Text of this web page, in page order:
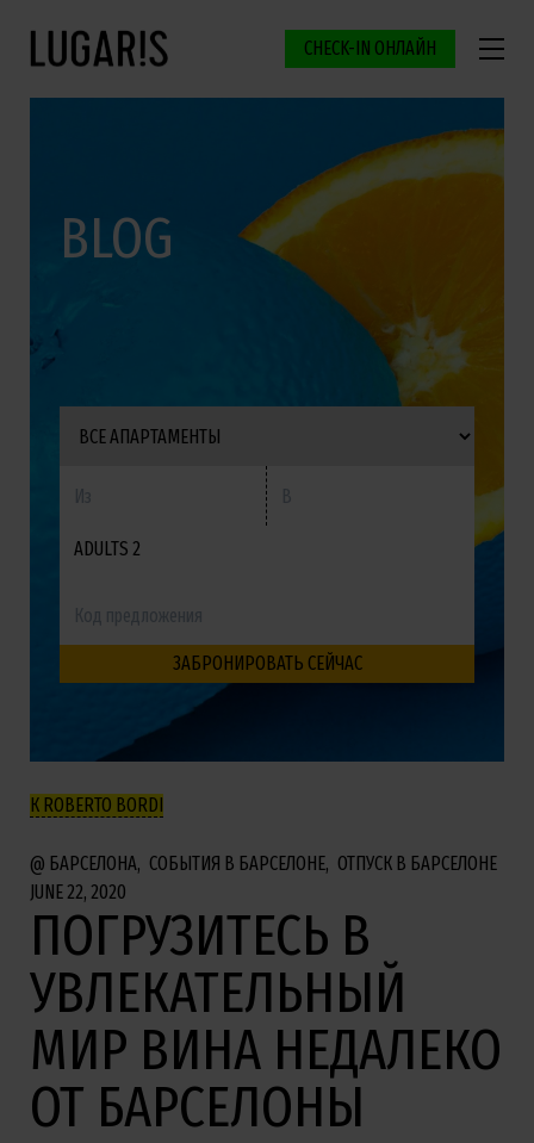
CHECK-IN ОНЛАЙН
BLOG
ADULTS 2
К ROBERTO BORDI
БАРСЕЛОНА СОБЫТИЯ В БАРСЕЛОНЕ ОТПУСК В БАРСЕЛОНЕ
JUNE 22, 2020
ПОГРУЗИТЕСЬ В
УВЛЕКАТЕЛЬНЫЙ
МИР ВИНА НЕДАЛЕКО
ОТ БАРСЕЛОНЫ